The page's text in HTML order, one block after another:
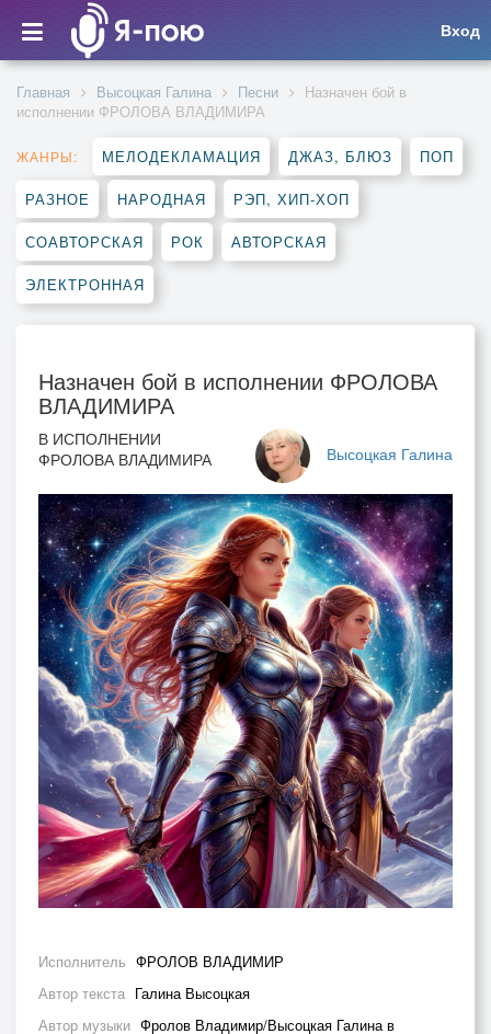
Вход
Главная Высоцкая Галина Песни
Назначен бой в
исполнении ФРОЛОВА ВЛАДИМИРА
ЖАНРЫ: МЕЛОДЕКЛАМАЦИЯ ДЖАЗ, БЛЮЗ ПОП
РАЗНОЕ НАРОДНАЯ РЭП, ХИП-ХОП
СОАВТОРСКАЯ РОК АВТОРСКАЯ
ЭЛЕКТРОННАЯ
Назначен бой в исполнении ФРОЛОВА
ВЛАДИМИРА
Высоцкая Галина
В ИСПОЛНЕНИИ
ФРОЛОВА ВЛАДИМИРА
Исполнитель ФРОЛОВ ВЛАДИМИР
Автор текста Галина Высоцкая
Автор музыки Фролов Владимир/Высоцкая Галина в